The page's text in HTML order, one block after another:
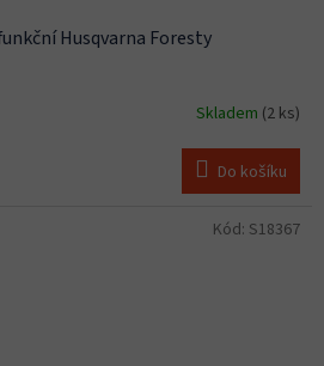
Husqvarna Foresty
Skladem (2 ks)
Do košíku
Kód: S18367